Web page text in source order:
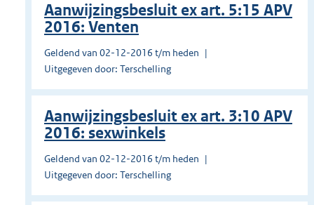
Aanwijzingsbesluit ex art. 5:15 APV
2016: Venten
Geldend van 02-12-2016 t/m heden
Uitgegeven door: Terschelling
Aanwijzingsbesluit ex art. 3:10 APV
2016: sexwinkels
Geldend van 02-12-2016 t/m heden
Uitgegeven door: Terschelling